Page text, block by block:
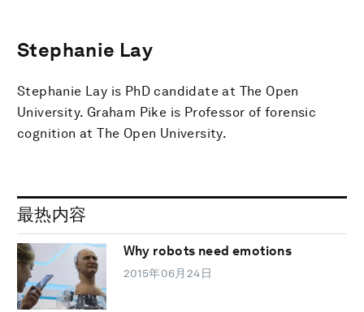
Stephanie Lay
Stephanie Lay is PhD candidate at The Open
University. Graham Pike is Professor of forensic
cognition at The Open University.
最热内容
Why robots need emotions
2015年06月24日